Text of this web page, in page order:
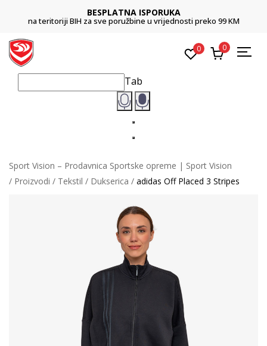
BESPLATNA ISPORUKA
na teritoriji BIH za sve poružbine u vrijednosti preko 99 KM
0 0
Tab
Sport Vision – Prodavnica Sportske opreme | Sport Vision
Proizvodi
Tekstil Dukserica adidas Off Placed 3 Stripes